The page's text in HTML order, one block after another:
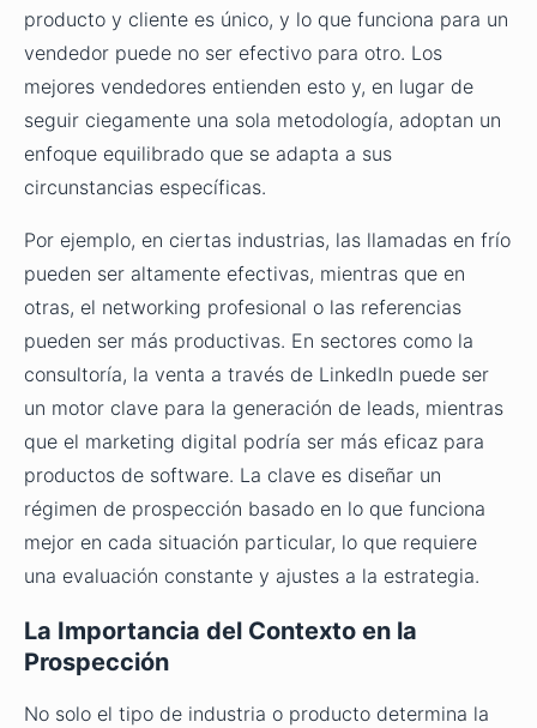
producto y cliente es único, y lo que funciona para un
vendedor puede no ser efectivo para otro. Los
mejores vendedores entienden esto y, en lugar de
seguir ciegamente una sola metodología, adoptan un
enfoque equilibrado que se adapta a sus
circunstancias específicas.
Por ejemplo, en ciertas industrias, las llamadas en frío
pueden ser altamente efectivas, mientras que en
otras, el networking profesional o las referencias
pueden ser más productivas. En sectores como la
consultoría, la venta a través de LinkedIn puede ser
un motor clave para la generación de leads, mientras
que el marketing digital podría ser más eficaz para
productos de software. La clave es diseñar un
régimen de prospección basado en lo que funciona
mejor en cada situación particular, lo que requiere
una evaluación constante y ajustes a la estrategia.
La Importancia del Contexto en la
Prospección
No solo el tipo de industria o producto determina la